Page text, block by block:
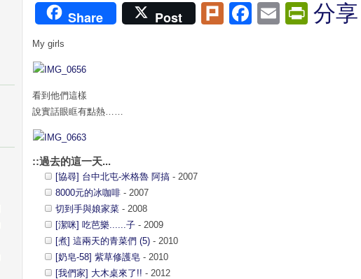
Share Post PlurkFacebook
Email分享
My girls
看到他們這樣
說實話眼眶有點熱……
::過去的這一天...
[協尋] 台中北屯-米格魯 阿搞 - 2007
8000元的冰咖啡 - 2007
切到手與娘家菜 - 2008
[潔咪] 吃芭樂......子 - 2009
[煮] 這兩天的青菜們 (5) - 2010
[奶皂-58] 紫草修護皂 - 2010
[我們家] 大木桌來了!! - 2012